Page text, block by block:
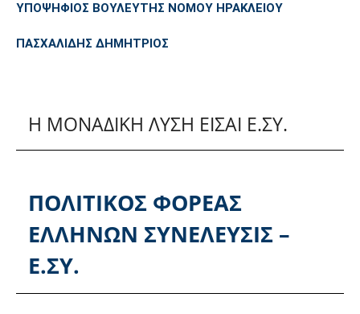
ΥΠΟΨΗΦΙΟΣ ΒΟΥΛΕΥΤΗΣ ΝΟΜΟΥ ΗΡΑΚΛΕΙΟΥ
ΠΑΣΧΑΛΙΔΗΣ ΔΗΜΗΤΡΙΟΣ
Η ΜΟΝΑΔΙΚΗ ΛΥΣΗ ΕΙΣΑΙ Ε.ΣΥ.
ΠΟΛΙΤΙΚΟΣ ΦΟΡΕΑΣ
ΕΛΛΗΝΩΝ ΣΥΝΕΛΕΥΣΙΣ –
Ε.ΣΥ.